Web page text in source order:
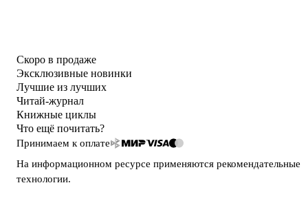
Скоро в продаже
Эксклюзивные новинки
Лучшие из лучших
Читай-журнал
Книжные циклы
Что ещё почитать?
Принимаем к оплате
На информационном ресурсе применяются рекомендательные
технологии.